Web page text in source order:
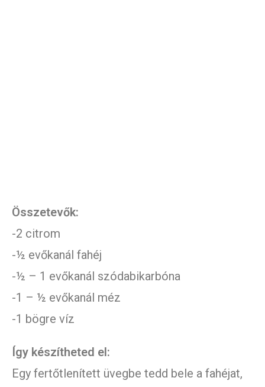
Összetevők:
-2 citrom
-½ evőkanál fahéj
-½ – 1 evőkanál szódabikarbóna
-1 – ½ evőkanál méz
-1 bögre víz
Így készítheted el:
Egy fertőtlenített üvegbe tedd bele a fahéjat,